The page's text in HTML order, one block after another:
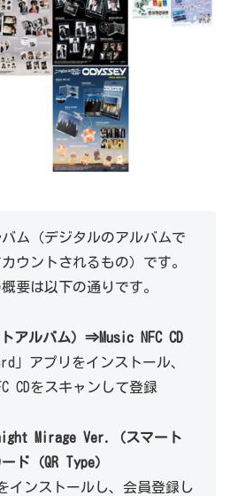
ム（デジタルのアルバムで
ウントされるもの）です。
要は以下の通りです。
アルバム）⇒Music NFC CD
」アプリをインストール、
CDをスキャンして登録
Mirage Ver.（スマート
ド（QR Type）
インストールし、会員登録し